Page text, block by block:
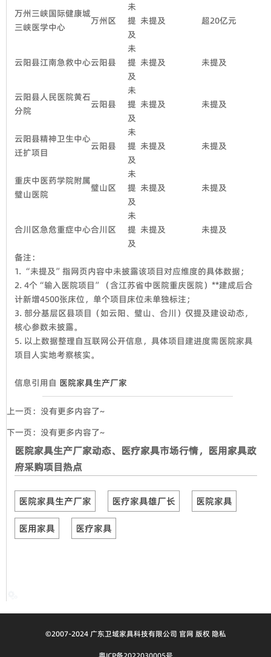
万州三峡国际健康城
三峡医学中心
万州区
未
提
及
未提及 超20亿元
云阳县江南急救中心云阳县
未
提
及
未提及 未提及
云阳县人民医院黄石
分院
云阳县
未
提
及
未提及 未提及
云阳县精神卫生中心
迁扩项目
云阳县
未
提
及
未提及 未提及
重庆中医药学院附属
璧山医院
璧山区
未
提
及
未提及 未提及
合川区急危重症中心合川区
未
提
及
未提及 未提及
备注：
1. “未提及”指网页内容中未披露该项目对应维度的具体数据；
2. 4个“输入医院项目”（含江苏省中医院重庆医院）**建成后合
计新增4500张床位，单个项目床位未单独标注；
3. 部分基层区县项目（如云阳、璧山、合川）仅提及建设动态，
核心参数未披露。
5. 以上数据整理自互联网公开信息，具体项目建进度需医院家具
项目人实地考察核实。
信息引用自 医院家具生产厂家
上一页：没有更多内容了~
下一页：没有更多内容了~
医院家具生产厂家动态、医疗家具市场行情，医用家具政
府采购项目热点
医院家具生产厂家 医疗家具雄厂长 医院家具
医用家具 医疗家具
©2007-2024 广东卫域家具科技有限公司 官网 版权 隐私